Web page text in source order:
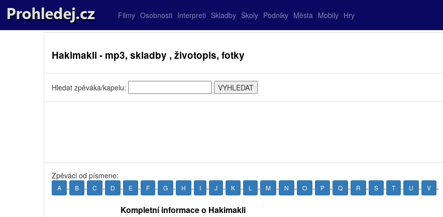
Filmy Osobnosti Interpreti Skladby Školy Podniky Města Mobily Hry
Hakimakli - mp3, skladby , životopis, fotky
Hledat zpěváka/kapelu:
Zpěváci od písmene:
A - B - C - D - E - F - G - H - I - J - K - L - M - N - O - P - Q - R - S - T - U - V -
Kompletní informace o Hakimakli